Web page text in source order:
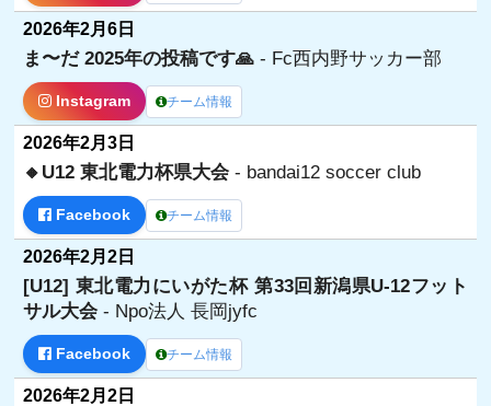
2026年2月6日
ま〜だ 2025年の投稿です🙏- Fc西内野サッカー部
Instagram チーム情報
2026年2月3日
🔸U12 東北電力杯県大会- bandai12 soccer club
Facebook チーム情報
2026年2月2日
[U12] 東北電力にいがた杯 第33回新潟県U-12フット
サル大会- Npo法人 長岡jyfc
Facebook チーム情報
2026年2月2日